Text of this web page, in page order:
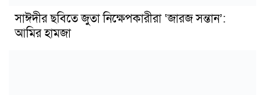
সাঈদীর ছবিতে জুতা নিক্ষেপকারীরা ‘জারজ সন্তান’:
আমির হামজা